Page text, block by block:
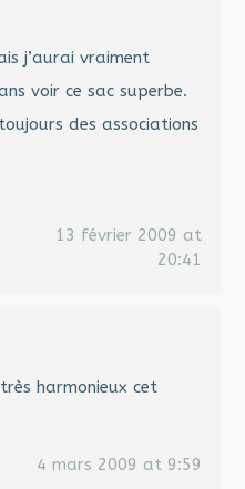
j’aurai vraiment
voir ce sac superbe.
des associations
13 février 2009 at
20:41
harmonieux cet
4 mars 2009 at 9:59